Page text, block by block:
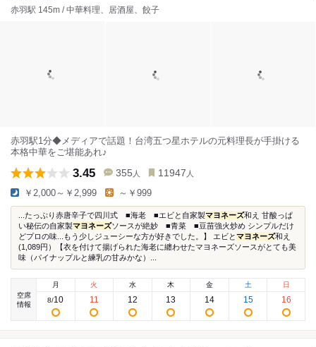
赤羽駅 145m / 中華料理、居酒屋、餃子
赤羽駅1分◆メディアで話題！台湾五つ星ホテルの元料理長が手掛ける
本格中華をご堪能あれ♪
3.45 355 人 11947 人
￥2,000～￥2,999 ～￥999
...たっぷり赤唐辛子で四川式 ■海老 ■エビと自家製マヨネーズ和え 甘酸っぱ
い秘伝の自家製マヨネーズソースが絶妙 ■青菜 ■豆苗強火炒め シンプルだけ
どプロの味...もう少しジューシーな方が好きでした。】 エビとマヨネーズ和え
(1,089円）【衣を付けて揚げられた海老に纏わせたマヨネーズソースがとても美
味（パイナップルと練乳の甘みかな）...
空席
情報
月
8/10
火
11
水
12
木
13
金
14
土
15
日
16